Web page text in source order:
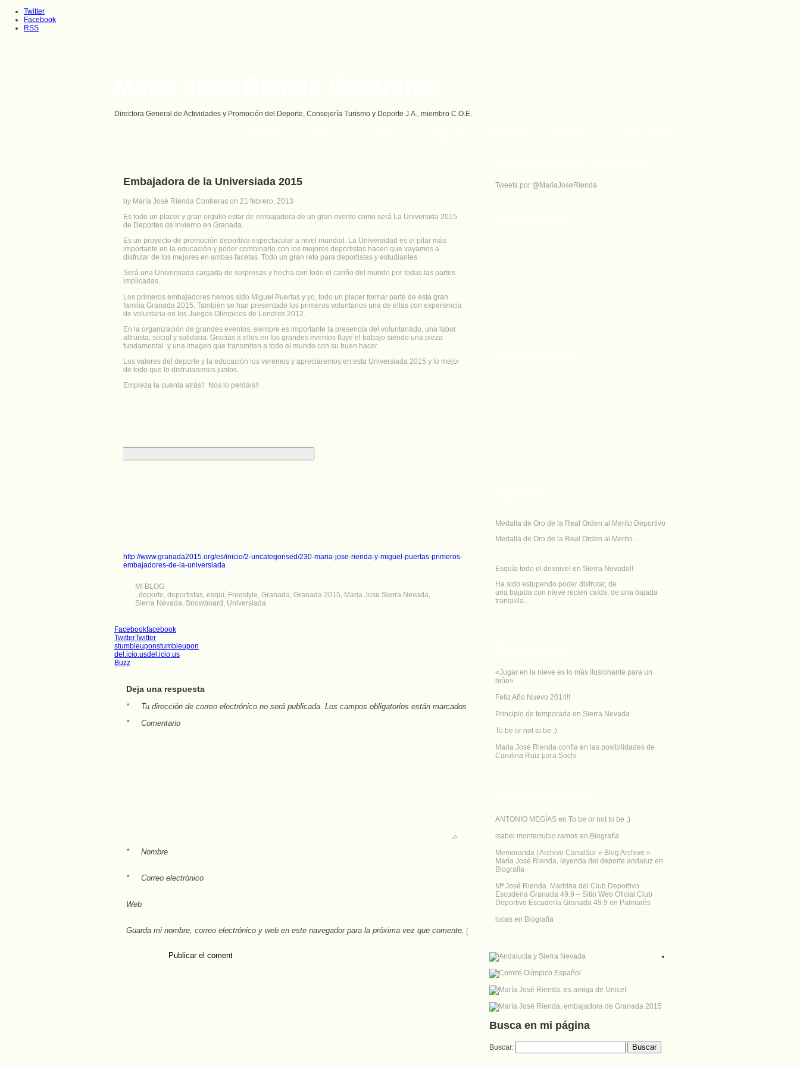
Twitter
Facebook
RSS
Directora General de Actividades y Promoción del Deporte, Consejería Turismo y Deporte J.A., miembro C.O.E.
Embajadora de la Universiada 2015
by María José Rienda Contreras on 21 febrero, 2013
Es todo un placer y gran orgullo estar de embajadora de un gran evento como será La Universida 2015
de Deportes de Invierno en Granada.
Es un proyecto de promoción deportiva espectacular a nivel mundial. La Universidad es el pilar más
importante en la educación y poder combinarlo con los mejores deportistas hacen que vayamos a
disfrutar de los mejores en ambas facetas. Todo un gran reto para deportistas y estudiantes.
Será una Universiada cargada de sorpresas y hecha con todo el cariño del mundo por todas las partes
implicadas.
Los primeros embajadores hemos sido Miguel Puertas y yo, todo un placer formar parte de esta gran
familia Granada 2015. También se han presentado los primeros voluntarios una de ellas con experiencia
de voluntaria en los Juegos Olímpicos de Londres 2012.
En la organización de grandes eventos, siempre es importante la presencia del voluntariado, una labor
altruista, social y solidaria. Gracias a ellos en los grandes eventos fluye el trabajo siendo una pieza
fundamental y una imagen que transmiten a todo el mundo con su buen hacer.
Los valores del deporte y la educación los veremos y apreciaremos en esta Universiada 2015 y lo mejor
de todo que lo disfrutaremos juntos.
Empieza la cuenta atrás!! Nos lo perdáis!!
http://www.granada2015.org/es/inicio/2-uncategorised/230-maria-jose-rienda-y-miguel-puertas-primeros-
embajadores-de-la-universiada
MI BLOG
, deporte, deportistas, esquí, Freestyle, Granada, Granada 2015, Maria Jose Sierra Nevada,
Sierra Nevada, Snowboard , Universiada
Facebookfacebook
TwitterTwitter
stumbleuponstumbleupon
del.icio.usdel.icio.us
Buzz
Deja una respuesta
Tu dirección de correo electrónico no será publicada. Los campos obligatorios están marcados con
*
Comentario
*
Nombre
*
Correo electrónico
*
Web
Guarda mi nombre, correo electrónico y web en este navegador para la próxima vez que comente.
Tweets por @MariaJoseRienda
Medalla de Oro de la Real Orden al Merito Deportivo
Medalla de Oro de la Real Orden al Merito...
Esquía todo el desnivel en Sierra Nevada!!
Ha sido estupendo poder disfrutar, de
una bajada con nieve recien caída, de una bajada
tranquila...
«Jugar en la nieve es lo más ilusionante para un
niño»
Feliz Año Nuevo 2014!!
Principio de temporada en Sierra Nevada
To be or not to be ;)
Maria José Rienda confía en las posibilidades de
Carolina Ruiz para Sochi
ANTONIO MEGÍAS en To be or not to be ;)
isabel monterrubio ramos en Biografía
Memoranda | Archivo CanalSur » Blog Archive »
María José Rienda, leyenda del deporte andaluz en
Biografía
Mª José Rienda. Madrina del Club Deportivo
Escuderia Granada 49.9 – Sitio Web Oficial Club
Deportivo Escudería Granada 49.9 en Palmarés
lucas en Biografía
Busca en mi página
Buscar: